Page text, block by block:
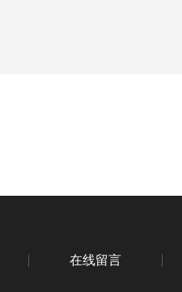
在线留言